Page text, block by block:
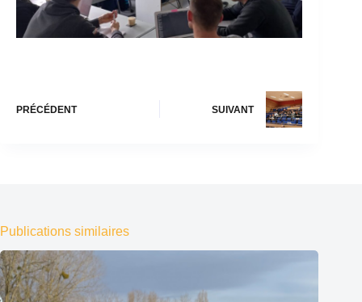
PRÉCÉDENT SUIVANT
Publications similaires